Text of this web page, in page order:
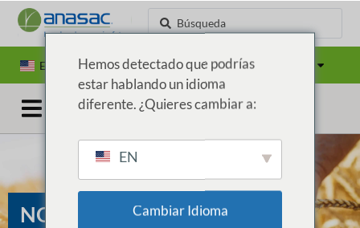
EN ES PT
NOTICIAS
Hemos detectado que podrías
estar hablando un idioma
diferente. ¿Quieres cambiar a:
EN
Cambiar Idioma